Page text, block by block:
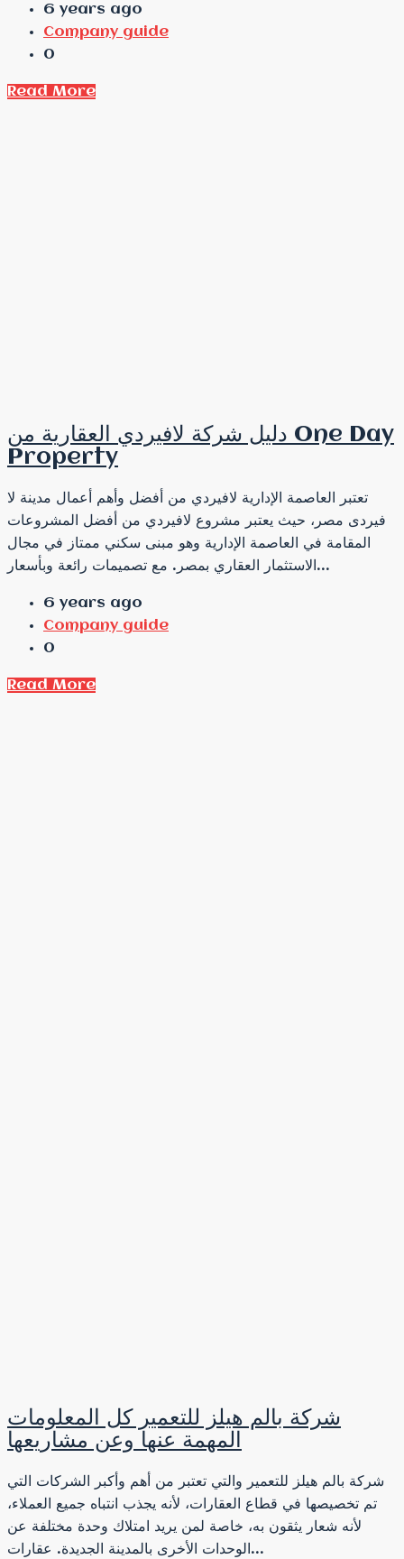
6 years ago
Company guide
0
Read More
دليل شركة لافيردي العقارية من One Day
Property
تعتبر العاصمة الإدارية لافيردي من أفضل وأهم أعمال مدينة لا
فيردى مصر، حيث يعتبر مشروع لافيردي من أفضل المشروعات
المقامة في العاصمة الإدارية وهو مبنى سكني ممتاز في مجال
الاستثمار العقاري بمصر. مع تصميمات رائعة وبأسعار...
6 years ago
Company guide
0
Read More
شركة بالم هيلز للتعمير كل المعلومات
المهمة عنها وعن مشاريعها
شركة بالم هيلز للتعمير والتي تعتبر من أهم وأكبر الشركات التي
تم تخصيصها في قطاع العقارات، لأنه يجذب انتباه جميع العملاء،
لأنه شعار يثقون به، خاصة لمن يريد امتلاك وحدة مختلفة عن
الوحدات الأخرى بالمدينة الجديدة. عقارات...